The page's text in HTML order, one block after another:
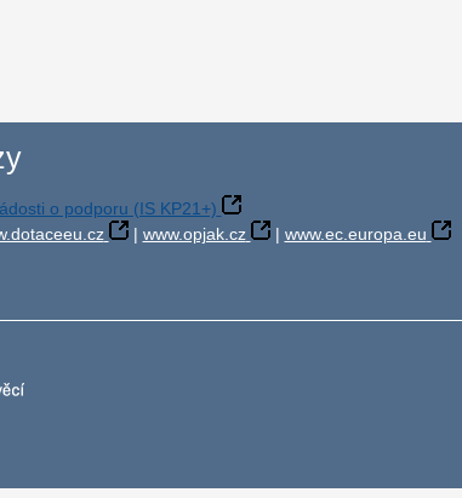
o podporu (IS KP21+)
| www.opjak.cz | www.ec.europa.eu